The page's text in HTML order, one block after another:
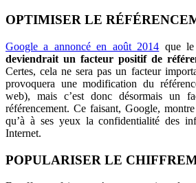
OPTIMISER LE
Google a annoncé en août 2014 que
deviendrait un facteur positif de
Certes, cela ne sera pas un facteur
provoquera une modification du
web), mais c’est donc désormais un
référencement. Ce faisant, Google,
qu’à à ses yeux la confidentialité des
Internet.
POPULARISER LE